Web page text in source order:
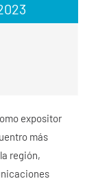
expositor
más
región,